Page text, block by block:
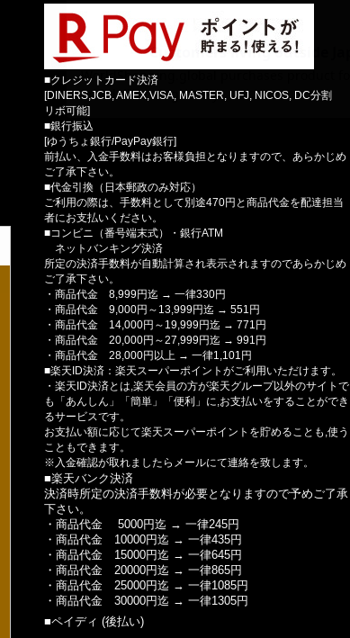
■クレジットカード決済
[DINERS,JCB, AMEX,VISA, MASTER, UFJ, NICOS, DC分割
リボ可能]
■銀行振込
[ゆうちょ銀行/PayPay銀行]
前払い、入金手数料はお客様負担となりますので、あらかじめ
ご了承下さい。
■代金引換（日本郵政のみ対応）
ご利用の際は、手数料として別途470円と商品代金を配達担当
者にお支払いください。
■コンビニ（番号端末式）・銀行ATM
ネットバンキング決済
所定の決済手数料が自動計算され表示されますのであらかじめ
ご了承下さい。
・商品代金 8,999円迄 → 一律330円
・商品代金 9,000円～13,999円迄 → 551円
・商品代金 14,000円～19,999円迄 → 771円
・商品代金 20,000円～27,999円迄 → 991円
・商品代金 28,000円以上 → 一律1,101円
■楽天ID決済：楽天スーパーポイントがご利用いただけます。
・楽天ID決済とは,楽天会員の方が楽天グループ以外のサイトで
も「あんしん」「簡単」「便利」に,お支払いをすることができ
るサービスです。
お支払い額に応じて楽天スーパーポイントを貯めることも,使う
こともできます。
※入金確認が取れましたらメールにて連絡を致します。
■楽天バンク決済
決済時所定の決済手数料が必要となりますので予めご了承
下さい。
・商品代金 5000円迄 → 一律245円
・商品代金 10000円迄 → 一律435円
・商品代金 15000円迄 → 一律645円
・商品代金 20000円迄 → 一律865円
・商品代金 25000円迄 → 一律1085円
・商品代金 30000円迄 → 一律1305円
■ペイディ (後払い)